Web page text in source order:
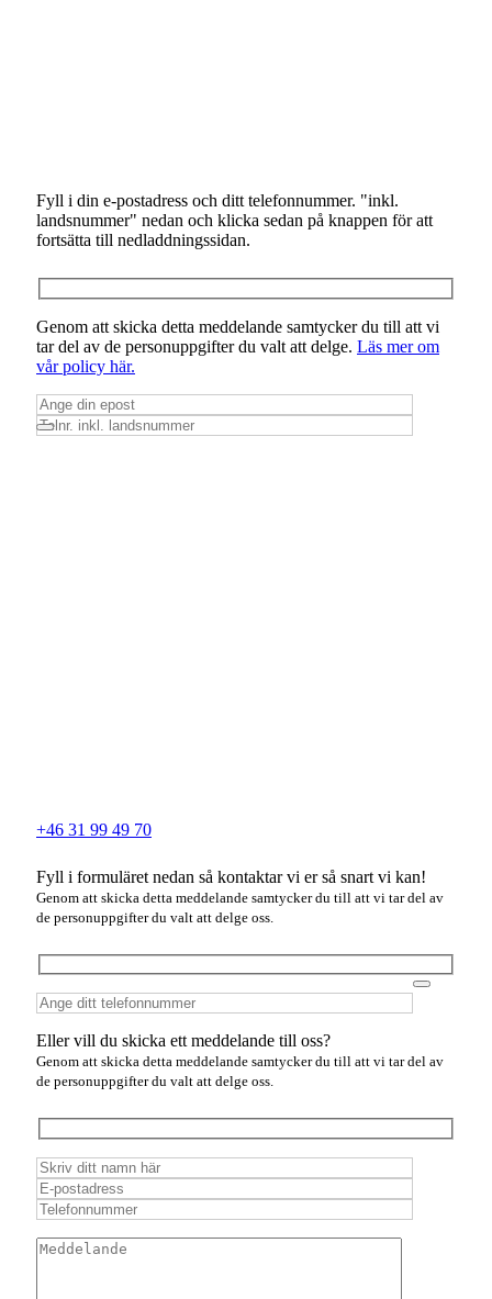
Fyll i din e-postadress och ditt telefonnummer. "inkl.
landsnummer" nedan och klicka sedan på knappen för att
fortsätta till nedladdningssidan.
Genom att skicka detta meddelande samtycker du till att vi
tar del av de personuppgifter du valt att delge. Läs mer om
vår policy här.
+46 31 99 49 70
Fyll i formuläret nedan så kontaktar vi er så snart vi kan!
Genom att skicka detta meddelande samtycker du till att vi tar del av
de personuppgifter du valt att delge oss.
Eller vill du skicka ett meddelande till oss?
Genom att skicka detta meddelande samtycker du till att vi tar del av
de personuppgifter du valt att delge oss.